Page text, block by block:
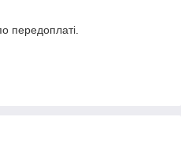
передоплаті.